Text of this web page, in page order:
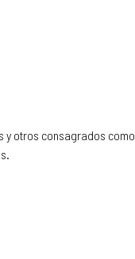
y otros consagrados como